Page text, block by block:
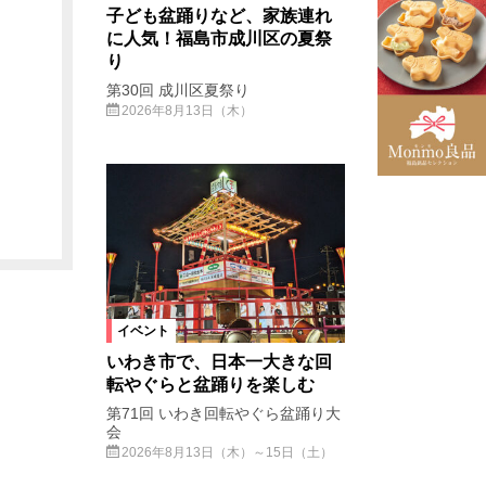
子ども盆踊りなど、家族連れ
に人気！福島市成川区の夏祭
り
第30回 成川区夏祭り
2026年8月13日（木）
イベント
いわき市で、日本一大きな回
転やぐらと盆踊りを楽しむ
第71回 いわき回転やぐら盆踊り大
会
2026年8月13日（木）～15日（土）